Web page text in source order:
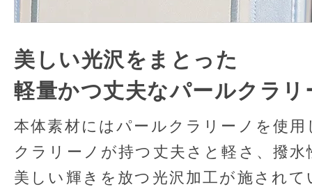
美しい光沢をまとった
軽量かつ丈夫なパールクラリ
本体素材にはパールクラリーノを使
クラリーノが持つ丈夫さと軽さ、撥
美しい輝きを放つ光沢加工が施されて